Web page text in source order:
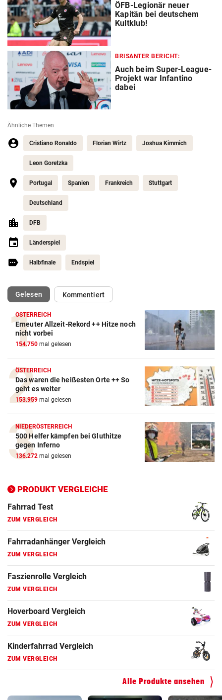
ÖFB-Legionär neuer
Kapitän bei deutschem
Kultklub!
BRISANTER BERICHT:
Auch beim Super-League-
Projekt war Infantino
dabei
Ähnliche Themen
Cristiano Ronaldo Florian Wirtz Joshua Kimmich
Leon Goretzka
Portugal Spanien Frankreich Stuttgart
Deutschland
DFB
Länderspiel
Halbfinale Endspiel
Gelesen(ausgewählt)Kommentiert
ÖSTERREICH
Erneuter Allzeit-Rekord ++ Hitze noch
nicht vorbei
154.750 mal gelesen
ÖSTERREICH
Das waren die heißesten Orte ++ So
geht es weiter
153.959 mal gelesen
NIEDERÖSTERREICH
500 Helfer kämpfen bei Gluthitze
gegen Inferno
136.272 mal gelesen
PRODUKT VERGLEICHE
Action-Cam Vergleich
ZUM VERGLEICH
Crosstrainer Vergleich
ZUM VERGLEICH
E-Bike Vergleich
ZUM VERGLEICH
Elektro-Scooter Vergleich
ZUM VERGLEICH
ZUM VERGLEICH
Fahrrad Test
ZUM VERGLEICH
Fahrradanhänger Vergleich
ZUM VERGLEICH
Faszienrolle Vergleich
ZUM VERGLEICH
Hoverboard Vergleich
ZUM VERGLEICH
Kinderfahrrad Vergleich
ZUM VERGLEICH
Alle Produkte ansehen